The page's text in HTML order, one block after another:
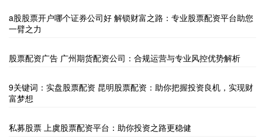
a股股票开户哪个证券公司好 解锁财富之路：专业股票配资平台助您
一臂之力
股票配资广告 广州期货配资公司：合规运营与专业风控优势解析
9关键词：实盘股票配资 昆明股票配资：助你把握投资良机，实现财
富梦想
私募股票 上虞股票配资平台：助你投资之路更稳健